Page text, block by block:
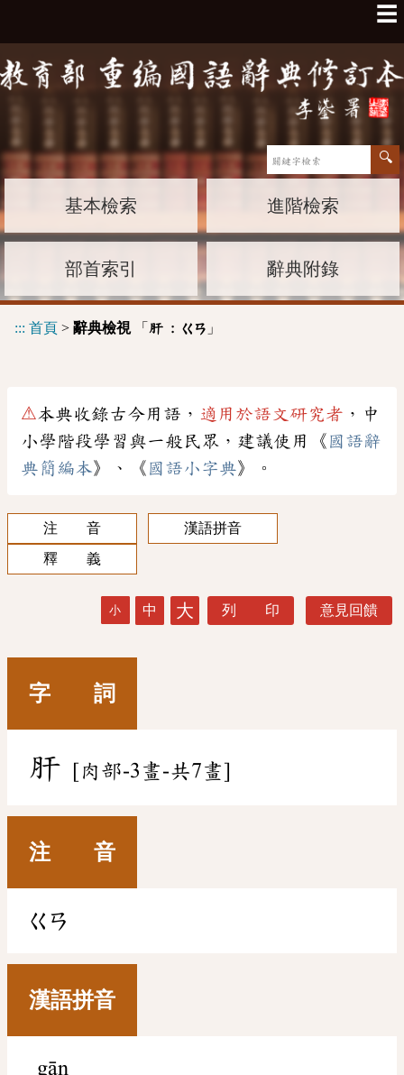
☰
基本檢索 進階檢索
部首索引 辭典附錄
::: 首頁 > 辭典檢視「 肝 : ㄍㄢ 」
⚠本典收錄古今用語， 適用於語文研究者 ，中
小學階段學習與一般民眾，建議使用《 國語辭
典簡編本》、《 國語小字典》。
注 音
漢語拼音
釋 義
小 中 大 列 印 意見回饋
字 詞
肝 [肉部-3畫-共7畫]
注 音
ㄍㄢ
漢語拼音
gān